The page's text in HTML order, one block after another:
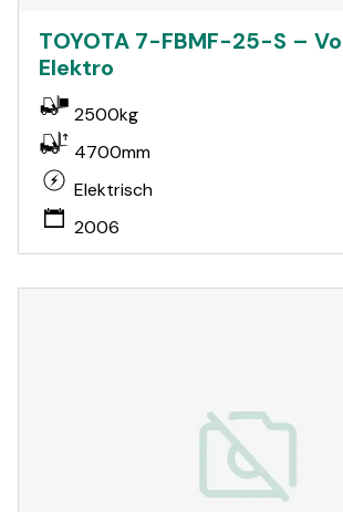
TOYOTA 7-FBMF-25-S –
Elektro
2500kg
4700mm
Elektrisch
2006